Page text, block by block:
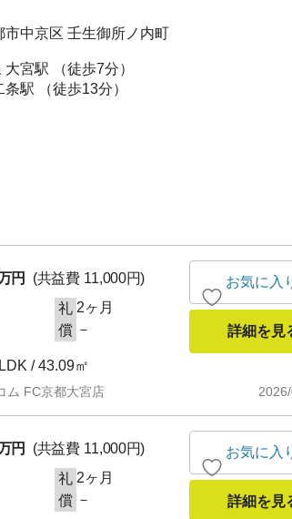
市中京区 壬生御所ノ内町
宮駅 （徒歩7分）
駅 （徒歩13分）
円
(共益費 11,000円)
礼 2ヶ月
償 －
/ 43.09㎡
ム FC京都大宮店
お気に入
詳細を見
円
(共益費 11,000円)
礼 2ヶ月
償 －
お気に入
詳細を見